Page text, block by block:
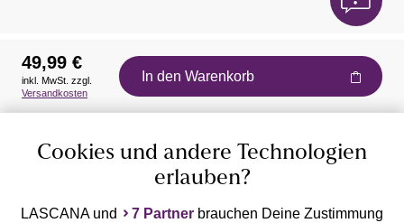
Auszeichnungen
49,99 €
inkl. MwSt. zzgl.
Versandkosten
In den Warenkorb
Cookies und andere Technologien
erlauben?
LASCANA und 7 Partner brauchen Deine Zustimmung